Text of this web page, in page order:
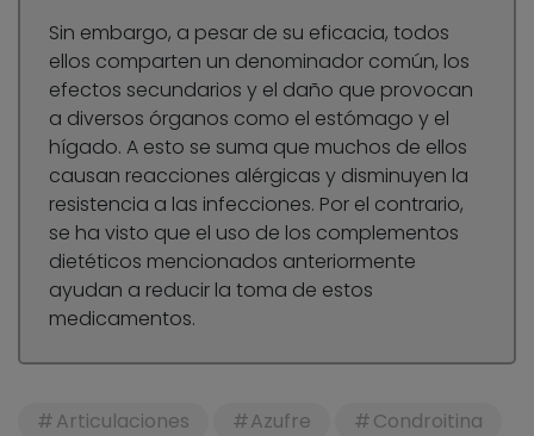
Sin embargo, a pesar de su eficacia, todos
ellos comparten un denominador común, los
efectos secundarios y el daño que provocan
a diversos órganos como el estómago y el
hígado. A esto se suma que muchos de ellos
causan reacciones alérgicas y disminuyen la
resistencia a las infecciones. Por el contrario,
se ha visto que el uso de los complementos
dietéticos mencionados anteriormente
ayudan a reducir la toma de estos
medicamentos.
Articulaciones Azufre
Condroitina